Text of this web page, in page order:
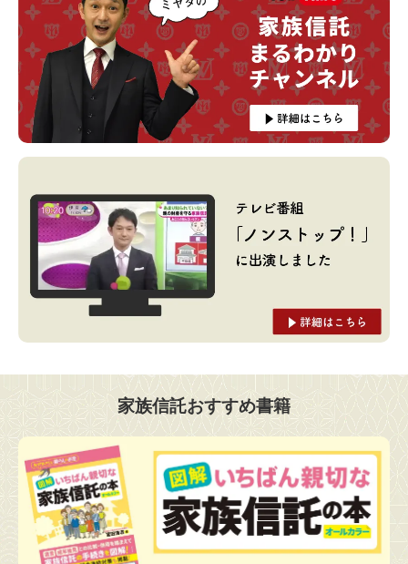
家族信託おすすめ書籍